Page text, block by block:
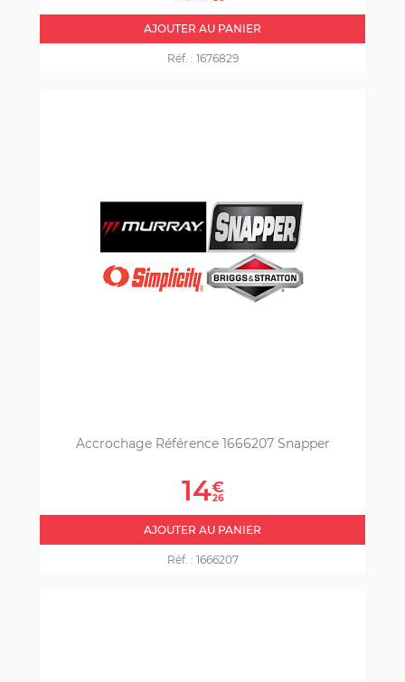
AJOUTER AU PANIER
Réf. : 1676829
Accrochage Référence 1666207 Snapper
Prix
14€
26
AJOUTER AU PANIER
Réf. : 1666207